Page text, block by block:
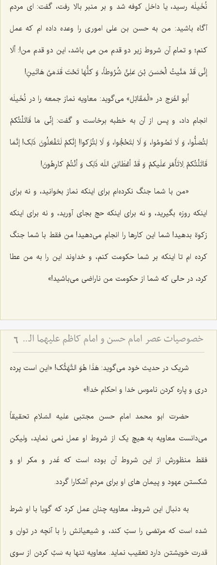
نُخَیلَه رسید، یا داخل کوفه شد و بر منبر بالا رفت، گفت: اى مردم
آگاه باشید: من به حسن بن على امورى را وعده داده ‌ام که عمل
کنم؛ و تمام آن شروط زیر دو قدم من مى ‌باشد، این دو قدم من!: ألَا
إنِّى قَدْ مَنَّیتُ الْحَسَنَ بْنَ عَلِىٍّ شُرُوطاً، وَ کلُّهَا تَحْتَ قَدَمَىَّ هَاتَینِ!
أبو الفَرَج در «الْمَقَاتِل» مى‌گوید: معاویه نماز جمعه را در نُخَیلَه
انجام داد، و پس از آن به خطبه برخاست و گفت:إنِّى مَا قَاتَلْتُکمْ
لِتُصَلُّوا، وَ لَا تَصُومُوا، وَ لَا لِتَحُجُّوا، وَ لَا لِتُزَکوا! إنَّکمْ لَتَفْعَلُونَ ذَلِک! إنَّمَا
قَاتَلْتُکمْ لِاتَأَمَّرَ عَلَیکمْ وَ قَدْ أعْطَانِىَ اللَه ذَلِک وَ أنْتُمْ کارِهُونَ!
«من با شما جنگ نکرده‌ام براى اینکه نماز بخوانید، و نه براى
اینکه روزه بگیرید، و نه براى اینکه حج بجاى آورید، و نه براى اینکه
زکوة بدهید! شما این کارها را انجام مى‌دهید! من فقط با شما جنگ
کرده ‌ام تا اینکه بر شما حکومت کنم، و خداوند این را به من عطا
کرد، در حالى که شما از حکومت من ناراضى مى‌باشید!»
خصوصیات عصر امام حسن و امام کاظم علیهما السلام از منظر علامه طهرانی 6
شریک در حدیث خود مى‌گوید: هَذَا هُوَ التَّهَتُّک! «این است پرده‌
درى و پاره کردن ناموس خدا و احکام خدا!»
حضرت ابو محمد امام حسن مجتبى علیه السّلام تحقیقاً
مى‌دانست معاویه به هیچ یک از شروط او عمل نمى‌ نماید، ولیکن
فقط منظورش از این شروط آن بوده است که غَدر و مکر او و
شکستن عهود و پیمان هاى او براى مردم آشکارا گردد.
به دنبال این شروط، معاویه چنان عمل کرد که گویا با او شرط
شده است که مرتضى را سبّ کند، و شیعیانش را با آنچه در توان و
قدرت خویشتن دارد تعقیب نماید. معاویه تنها به سَبِّ کردن از سوى